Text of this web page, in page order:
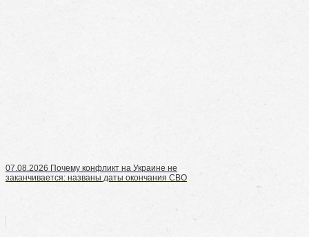
07.08.2026 Почему конфликт на Украине не
заканчивается: названы даты окончания СВО